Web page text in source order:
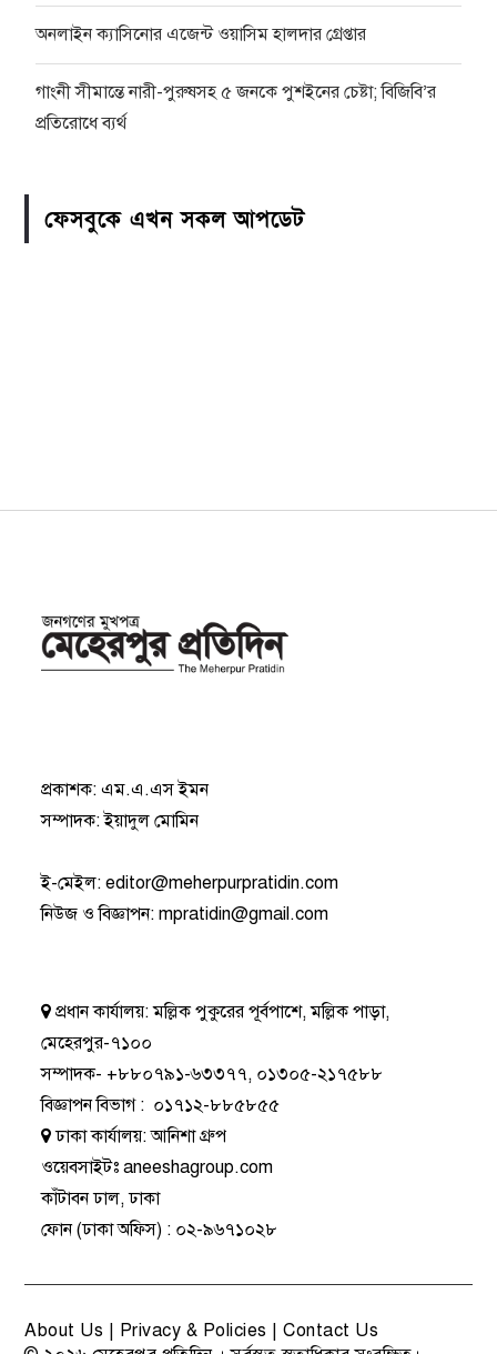
অনলাইন ক্যাসিনোর এজেন্ট ওয়াসিম হালদার গ্রেপ্তার
গাংনী সীমান্তে নারী-পুরুষসহ ৫ জনকে পুশইনের চেষ্টা; বিজিবি’র
প্রতিরোধে ব্যর্থ
ফেসবুকে এখন সকল আপডেট
প্রকাশক: এম.এ.এস ইমন
সম্পাদক: ইয়াদুল মোমিন
ই-মেইল:editor@meherpurpratidin.com
নিউজ ও বিজ্ঞাপন:mpratidin@gmail.com
প্রধান কার্যালয়:মল্লিক পুকুরের পূর্বপাশে, মল্লিক পাড়া,
মেহেরপুর-৭১০০
সম্পাদক- +৮৮০৭৯১-৬৩৩৭৭, ০১৩০৫-২১৭৫৮৮
বিজ্ঞাপন বিভাগ: ০১৭১২-৮৮৫৮৫৫
ঢাকা কার্যালয়:আনিশা গ্রুপ
ওয়েবসাইটঃaneeshagroup.com
কাঁটাবন ঢাল, ঢাকা
ফোন(ঢাকা অফিস) : ০২-৯৬৭১০২৮
About Us Privacy & Policies |Contact Us